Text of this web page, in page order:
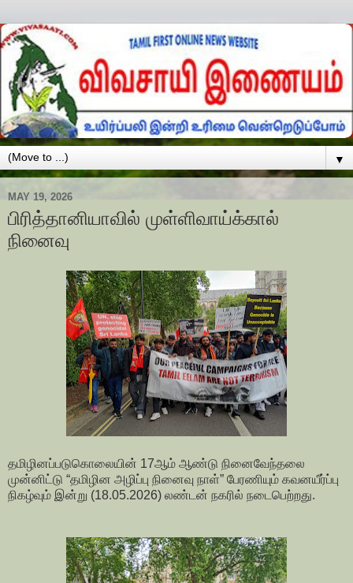
▼
MAY 19, 2026
பிரித்தானியாவில் முள்ளிவாய்க்கால்
நினைவு
தமிழினப்படுகொலையின் 17ஆம் ஆண்டு நினைவேந்தலை
முன்னிட்டு “தமிழின அழிப்பு நினைவு நாள்” பேரணியும் கவனயீர்ப்பு
நிகழ்வும் இன்று (18.05.2026) லண்டன் நகரில் நடைபெற்றது.